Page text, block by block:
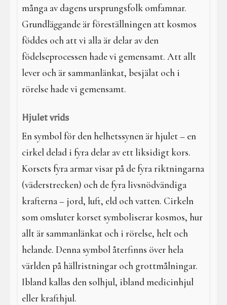
många av dagens ursprungsfolk omfamnar.
Grundläggande är föreställningen att kosmos
föddes och att vi alla är delar av den
födelseprocessen hade vi gemensamt. Att allt
lever och är sammanlänkat, besjälat och i
rörelse hade vi gemensamt.
Hjulet vrids
En symbol för den helhetssynen är hjulet – en
cirkel delad i fyra delar av ett liksidigt kors.
Korsets fyra armar visar på de fyra riktningarna
(väderstrecken) och de fyra livsnödvändiga
krafterna – jord, luft, eld och vatten. Cirkeln
som omsluter korset symboliserar kosmos, hur
allt är sammanlänkat och i rörelse, helt och
helande. Denna symbol återfinns över hela
världen på hällristningar och grottmålningar.
Ibland kallas den solhjul, ibland medicinhjul
eller krafthjul.